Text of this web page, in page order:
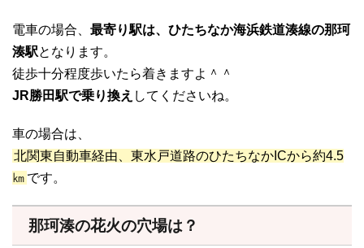
電車の場合、 最寄り駅は、ひたちなか海浜鉄道湊線の那珂
湊駅となります。
徒歩十分程度歩いたら着きますよ＾＾
JR勝田駅で乗り換え してくださいね。
車の場合は、
北関東自動車経由、東水戸道路のひたちなかICから約4.5
㎞ です。
那珂湊の花火の穴場は？